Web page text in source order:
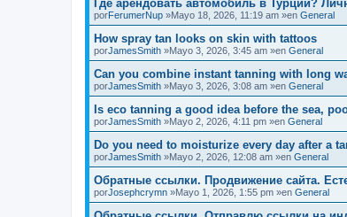
Где арендовать автомобиль в Турции?
porFerumerNup »Mayo 18, 2026, 11:19 am »en General
How spray tan looks on skin with tattoos
porJamesSmith »Mayo 3, 2026, 3:45 am »en General
Can you combine instant tanning with long
porJamesSmith »Mayo 3, 2026, 3:08 am »en General
Is eco tanning a good idea before the sea,
porJamesSmith »Mayo 2, 2026, 4:11 pm »en General
Do you need to moisturize every day after a
porJamesSmith »Mayo 2, 2026, 12:08 am »en General
Обратные ссылки. Продвижение сайта.
porJosephcrymn »Mayo 1, 2026, 1:55 pm »en General